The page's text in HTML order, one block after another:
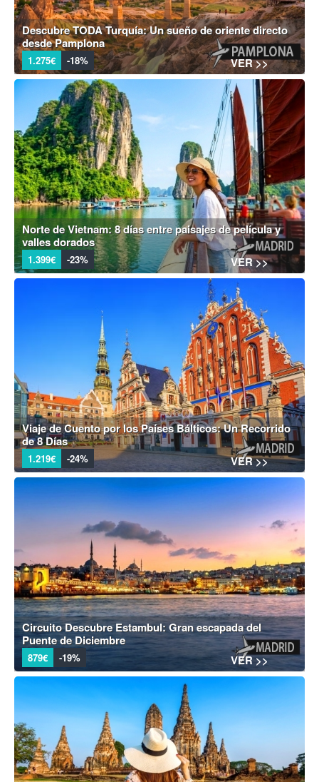
Descubre TODA Turquía: Un sueño de oriente directo
desde Pamplona
1.275€ -18% VER >>
Norte de Vietnam: 8 días entre paisajes de película y
valles dorados
1.399€ -23% VER >>
Viaje de Cuento por los Países Bálticos: Un Recorrido
de 8 Días
1.219€ -24% VER >>
Circuito Descubre Estambul: Gran escapada del
Puente de Diciembre
879€ -19% VER >>